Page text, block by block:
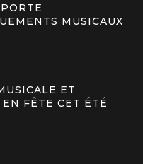
MUSICAUX
ET
EN FÊTE CET ÉTÉ